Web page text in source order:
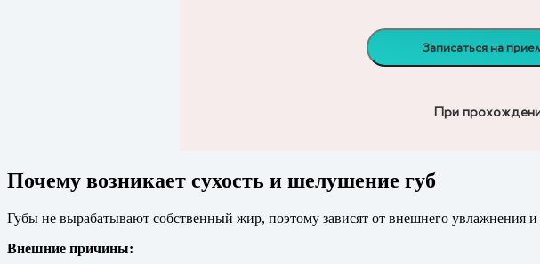
Записаться на
При
Почему возникает сухость и шелушение губ
Губы не вырабатывают собственный жир, поэтому зависят от внешнего увлажнения и
Внешние причины: